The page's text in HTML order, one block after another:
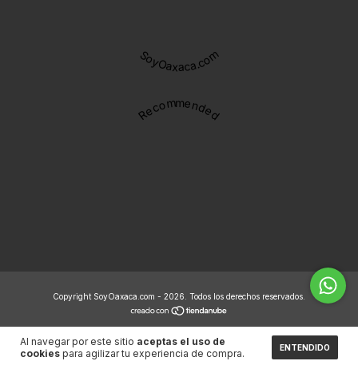
Al navegar por este sitio aceptas el uso de
cookies para agilizar tu experiencia de compra. ENTENDIDO
SoyOaxaca.com
Recommended
Copyright SoyOaxaca.com - 2026. Todos los derechos reservados.